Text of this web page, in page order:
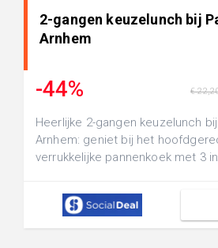
2-gangen keuzelunch bij
Arnhem
-44% €
Heerlijke 2-gangen keuzelunch
Arnhem: geniet bij het
verrukkelijke pannenkoek met 3